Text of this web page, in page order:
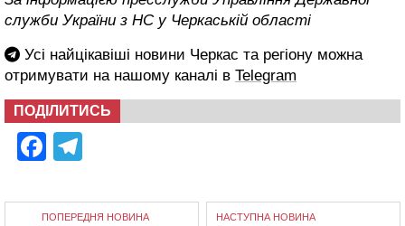
служби України з НС у Черкаській області
Усі найцікавіші новини Черкас та регіону можна
отримувати на нашому каналі в Telegram
ПОДІЛИТИСЬ
Facebook
ПОПЕРЕДНЯ НОВИНА НАСТУПНА НОВИНА